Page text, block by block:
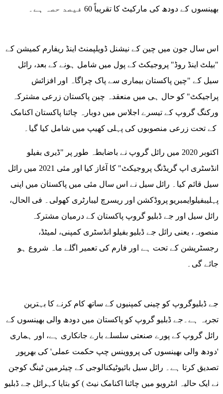
بھینسوں کے دودھ کی مارکیٹ کا تقریباً 60 فیصد حصہ ہے۔
اس سال جون میں چین کے نیشنل ڈویلپمنٹ اینڈ ریفارم کمیشن کے
"بیلٹ اینڈ روڈ" پروجیکٹ کے پول میں شامل ہونے کے بعد، رائل
سیل کے "چین پاکستان بیماری سے پاک چراگاہ اور افزائش
پراجیکٹ" کو حال ہی میں منعقدہ چین پاکستان زرعی مشترکہ
ورکنگ گروپ کے تیسرے اجلاس میں دوبارہ چائنا پاکستان اکنامک
اکتوبر 2020 میں رائل گروپ نے باضابطہ طور پر "ڈیری بفیلو
انڈسٹری اپ گریڈنگ پروجیکٹ" کا آغاز کیا اور مئی 2021 میں رائل
سیل قائم کیا۔ رائل سیل نے اس سال مئی میں پاکستان میں اپنی
پہلیبفیلوایمبریو پروڈکشن اور ریسرچ لیبارٹری کھولی۔ فی الحال،
رائل سیل اور جے ڈبلیو گروپ پاکستان کے درمیان مشترکہ
منصوبہ، یعنی رائل جے ڈبلیو بفیلو انڈسٹری کمپنی، لمیٹڈ،
رجسٹریشن کے تحت ہے اور فارم کی تعمیر اگلے ماہ شروع ہو
جائے گی۔
جے ڈبلیوگروپ کو چینی کمپنیوں کے ساتھ کام کرنے کا بہترین
تجربہ ہے۔جے ڈبلیو گروپ کو پاکستان میں دودھ والی بھینسوں کے
رائل گروپ کے پورے صنعتی سلسلے بارے جانکاری ہے، اور ہماری
'دودھ والی بھینسوں کی پرووینس چپ حکمت عملی' کی بھرپور
تصدیق کرتا ہے۔ رائل سیل بائیوٹیکنالوجی کے چیئرمین ٹینگ کوجن
نے ایک حالیہ انٹرویو میں چائنا اکنامک نیٹ ) کو بتایا کہرائل جے ڈبلیو